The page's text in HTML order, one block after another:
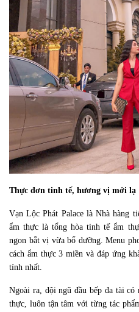
Thực đơn tinh tế, hương vị mới lạ
Vạn Lộc Phát Palace là Nhà hàng
ẩm thực là tổng hòa tinh tế ẩm
ngon bắt vị vừa bổ dưỡng. Menu
cách ẩm thực 3 miền và đáp ứng
tính nhất.
Ngoài ra, đội ngũ đầu bếp đa tài có
thực, luôn tận tâm với từng tác